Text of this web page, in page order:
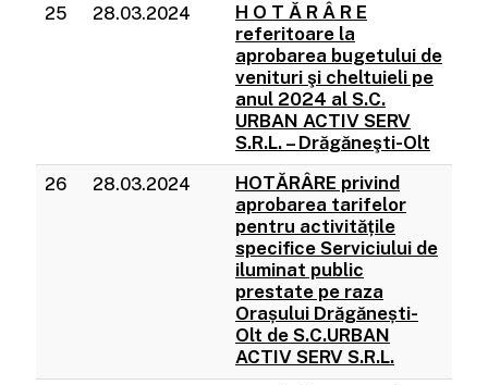
25 28.03.2024
H O T Ă R Â R E
referitoare la
aprobarea bugetului de
venituri şi cheltuieli pe
anul 2024 al S.C.
URBAN ACTIV SERV
S.R.L. – Drăgăneşti-Olt
26 28.03.2024
HOTĂRÂRE privind
aprobarea tarifelor
pentru activitățile
specifice Serviciului de
iluminat public
prestate pe raza
Orașului Drăgănești-
Olt de S.C.URBAN
ACTIV SERV S.R.L.